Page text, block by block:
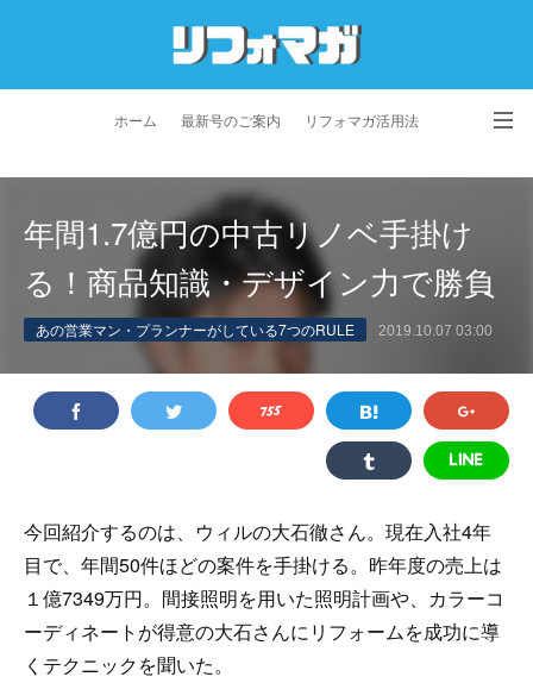
ホーム 最新号のご案内 リフォマガ活用法
プライバシーポリシー 利用規約 会社概要
年間1.7億円の中古リノベ手掛け
る！商品知識・デザイン力で勝負
あの営業マン・プランナーがしている7つのRULE 2019.10.07 03:00
今回紹介するのは、ウィルの大石徹さん。現在入社4年
目で、年間50件ほどの案件を手掛ける。昨年度の売上は
１億7349万円。間接照明を用いた照明計画や、カラーコ
ーディネートが得意の大石さんにリフォームを成功に導
くテクニックを聞いた。